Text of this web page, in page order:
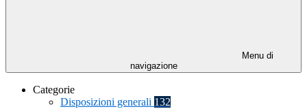
Menu di
navigazione
Categorie
Disposizioni generali 132